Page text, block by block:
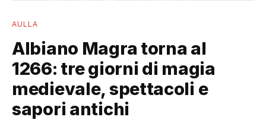
AULLA
Albiano Magra torna al
1266: tre giorni di magia
medievale, spettacoli e
sapori antichi